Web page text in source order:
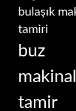
bulaşık
tamiri
buz
tamir